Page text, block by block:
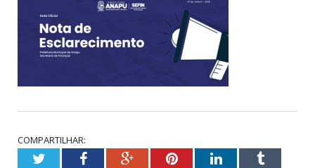
COMPARTILHAR:
TwitterFacebookGoogle+PinterestLinkedInTumblr